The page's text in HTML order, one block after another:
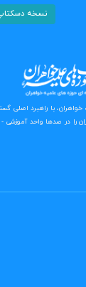
نسخه
خواهران، با راهبرد اصلی
را در صدها واحد آموزشی